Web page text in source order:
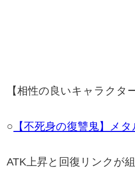
【相性の良いキャラクタ
○ 【不死身の復讐鬼】メ
ATK上昇と回復リンクが組